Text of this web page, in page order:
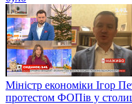
Міністр економіки Ігор
протестом ФОПів у